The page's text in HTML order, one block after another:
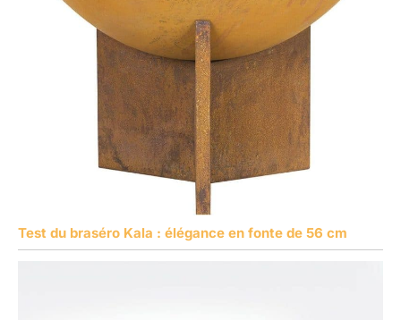
Test du braséro Kala : élégance en fonte de 56 cm